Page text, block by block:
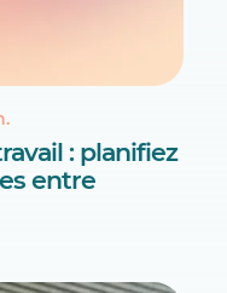
: planifiez
entre